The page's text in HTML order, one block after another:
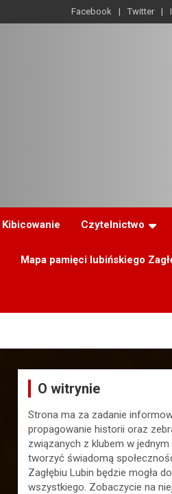
Facebook Twitter
Kibicowanie Czytelnictwo
Mapa pamięci lubińskiego
O witrynie
Strona ma za zadanie
propagowanie historii oraz
związanych z klubem w
tworzyć świadomą
Zagłębiu Lubin będzie mogła
wszystkiego. Zobaczycie na